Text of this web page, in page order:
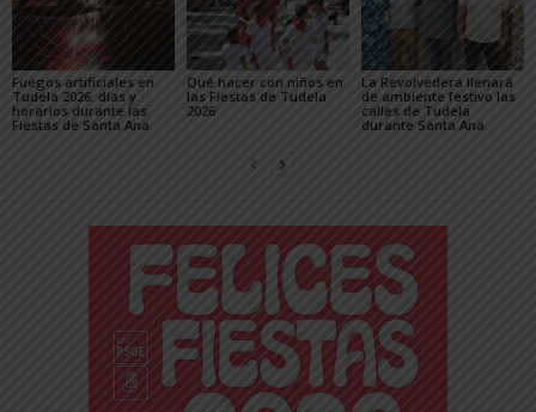
Fuegos artificiales en
Tudela 2026: días y
horarios durante las
Fiestas de Santa Ana
Qué hacer con niños en
las Fiestas de Tudela
2026
La Revolvedera llenará
de ambiente festivo las
calles de Tudela
durante Santa Ana